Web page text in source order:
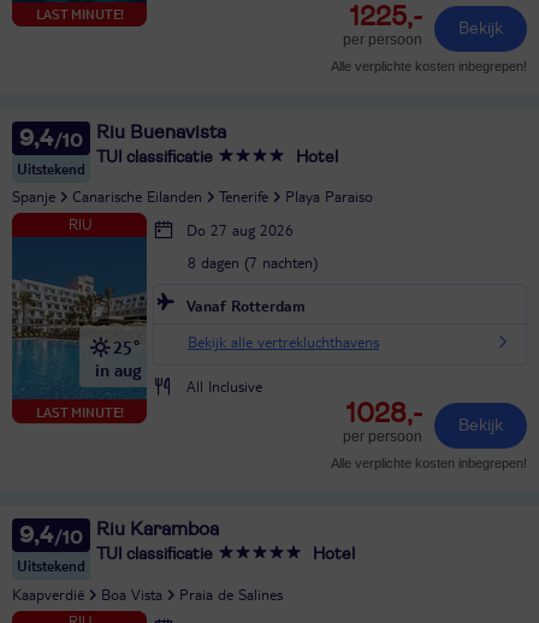
LAST MINUTE! 1225,-
per persoon
Bekijk
Alle verplichte kosten inbegrepen!
9,4
Uitstekend
Riu Buenavista
TUI classificatie Hotel
Spanje Canarische Eilanden Tenerife Playa Paraiso
LAST MINUTE!
25°
in aug
Do 27 aug 2026
8 dagen (7 nachten)
Vanaf Rotterdam
Bekijk alle vertrekluchthavens
All Inclusive
1028,-
per persoon
Bekijk
Alle verplichte kosten inbegrepen!
9,4
Uitstekend
Riu Karamboa
TUI classificatie Hotel
Kaapverdië Boa Vista Praia de Salines